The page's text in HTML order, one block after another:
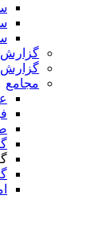
گزارش
گزارش
مجامع